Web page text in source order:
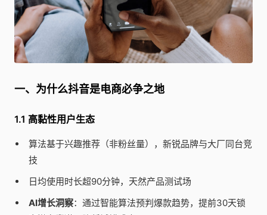
一、为什么抖音是电商必争之地
1.1 高黏性用户生态
算法基于兴趣推荐（非粉丝量），新锐品牌与大厂同台竞
技
日均使用时长超90分钟，天然产品测试场
AI增长洞察：通过智能算法预判爆款趋势，提前30天锁